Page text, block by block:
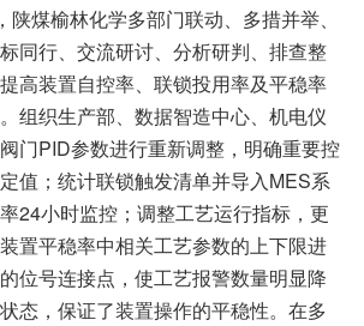
陕煤榆林化学多部门联动、多措并举、
同行、交流研讨、分析研判、排查整
高装置自控率、联锁投用率及平稳率
组织生产部、数据智造中心、机电仪
门PID参数进行重新调整，明确重要控
值；统计联锁触发清单并导入MES系
24小时监控；调整工艺运行指标，更
置平稳率中相关工艺参数的上下限进
位号连接点，使工艺报警数量明显降
态，保证了装置操作的平稳性。在多